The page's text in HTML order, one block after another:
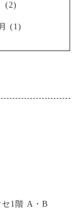
(2)
(1)
1階 A・B